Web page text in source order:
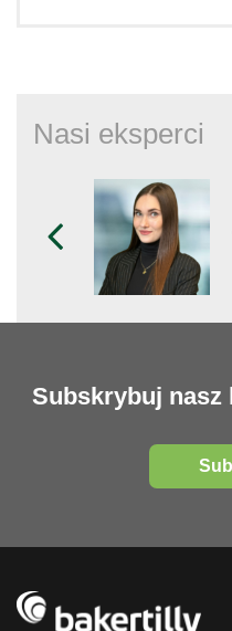
Nasi eksperci
Subskrybuj nasz